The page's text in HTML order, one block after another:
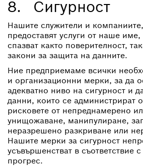
8. Сигурност
Нашите служители и
предоставят услуги от наше
спазват както поверителност,
закони за защита на данните.
Ние предприемаме всички
и организационни мерки, за да
адекватно ниво на сигурност и
данни, които се администрират
рисковете от непреднамерено
унищожаване, манипулиране,
неразрешено разкриване или
Нашите мерки за сигурност
усъвършенстват в съответствие
прогрес.